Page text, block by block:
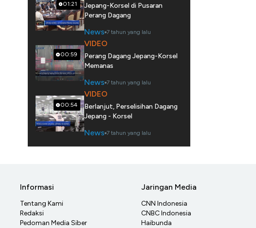
01:21
Jepang-Korsel di Pusaran
Perang Dagang
News 7 tahun yang lalu
00:59
VIDEO
Perang Dagang Jepang-Korsel
Memanas
News 7 tahun yang lalu
00:54
VIDEO
Berlanjut, Perselisihan Dagang
Jepang - Korsel
News 7 tahun yang lalu
Informasi
Tentang Kami
Redaksi
Pedoman Media Siber
Jaringan Media
CNN Indonesia
CNBC Indonesia
Haibunda